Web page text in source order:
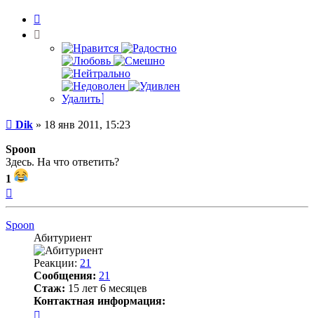
Удалить
Сообщение
Dik » 18 янв 2011, 15:23
Spoon
Здесь. На что ответить?
1
Spoon
Абитуриент
Реакции: 21
Сообщения: 21
Стаж: 15 лет 6 месяцев
Контактная информация: